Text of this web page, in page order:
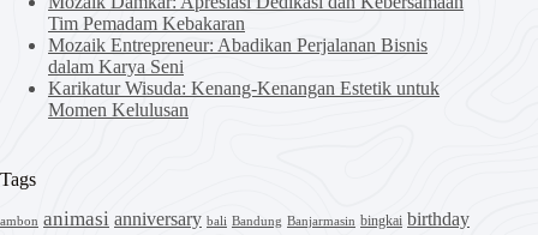
Tim Pemadam Kebakaran
Mozaik Entrepreneur: Abadikan Perjalanan Bisnis
dalam Karya Seni
Karikatur Wisuda: Kenang-Kenangan Estetik untuk
Momen Kelulusan
Tags
ambon animasi anniversary bali Bandung Banjarmasin bingkai birthday